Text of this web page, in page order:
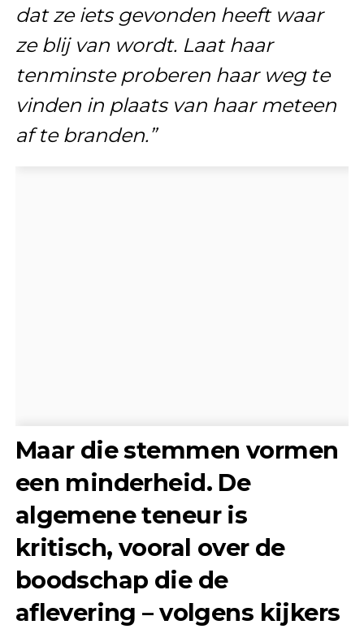
dat ze iets gevonden heeft waar
ze blij van wordt. Laat haar
tenminste proberen haar weg te
vinden in plaats van haar meteen
af te branden.”
Maar die stemmen vormen
een minderheid. De
algemene teneur is
kritisch, vooral over de
boodschap die de
aflevering – volgens kijkers